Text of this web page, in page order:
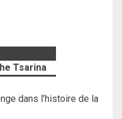
Tsarina
dans l’histoire de la